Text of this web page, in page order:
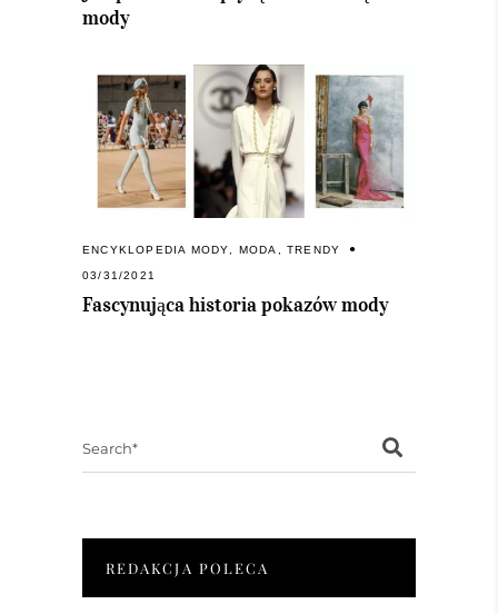
mody
ENCYKLOPEDIA MODY MODA ,TRENDY
03/31/2021
Fascynująca historia pokazów mody
REDAKCJA POLECA